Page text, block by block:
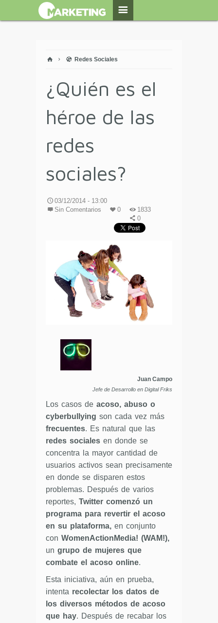
Redes Sociales
¿Quién es el
héroe de las
redes
sociales?
03/12/2014 - 13:00
Sin Comentarios
0
1833
0
Juan Campo
Jefe de Desarrollo en Digital Friks
Los casos de acoso, abuso o
cyberbullying son cada vez más
frecuentes. Es natural que las
redes sociales en donde se
concentra la mayor cantidad de
usuarios activos sean precisamente
en donde se disparen estos
problemas. Después de varios
reportes, Twitter comenzó un
programa para revertir el acoso
en su plataforma, en conjunto
con WomenActionMedia! (WAM!),
un grupo de mujeres que
combate el acoso online.
Esta iniciativa, aún en prueba,
intenta recolectar los datos de
los diversos métodos de acoso
que hay. Después de recabar los